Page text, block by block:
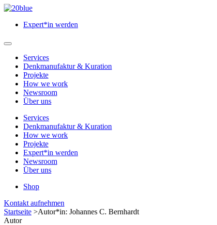
Zum
springenExpert*in werden
Hauptmenü
öffnenServices
Denkmanufaktur & Kuration
Projekte
How we work
Newsroom
Über uns
Services
Denkmanufaktur & Kuration
How we work
Projekte
Expert*in werden
Newsroom
Über uns
Shop
Menü
schließen
Kontakt aufnehmen
Startseite >Autor*in: Johannes C. Bernhardt
Autor